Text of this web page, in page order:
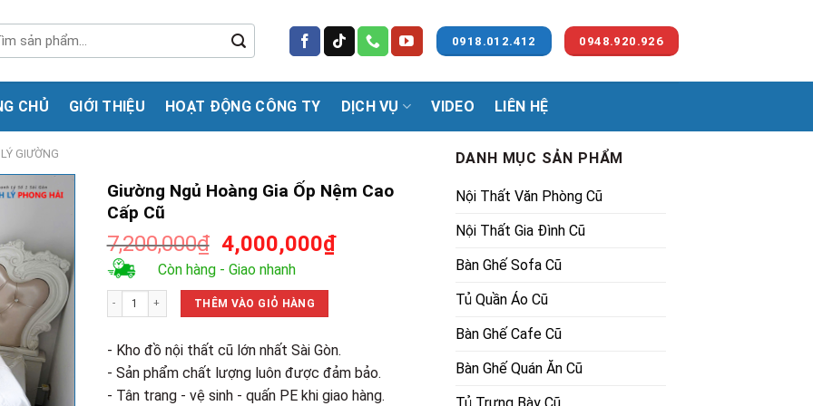
0918.012.412 0948.920.926
CHỦ GIỚI THIỆU HOẠT ĐỘNG CÔNG TY DỊCH VỤ VIDEO LIÊN HỆ
GIƯỜNG
Giường Ngủ Hoàng Gia Ốp Nệm Cao
Cấp Cũ
7,200,000₫ Giá
gốc
là:
7,200,000₫.
4,000,000₫Giá
Còn hàng - Giao nhanh
Giường Ngủ Hoàng Gia Ốp Nệm Cao Cấp Cũ số lượng
THÊM VÀO GIỎ HÀNG
- Kho đồ nội thất cũ lớn nhất Sài Gòn.
- Sản phẩm chất lượng luôn được đảm bảo.
- Tân trang - vệ sinh - quấn PE khi giao hàng.
DANH MỤC SẢN PHẨM
Nội Thất Văn Phòng Cũ
Nội Thất Gia Đình Cũ
Bàn Ghế Sofa Cũ
Tủ Quần Áo Cũ
Bàn Ghế Cafe Cũ
Bàn Ghế Quán Ăn Cũ
Tủ Trưng Bày Cũ